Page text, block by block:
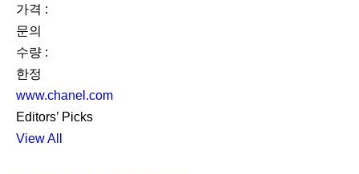
가격 :
문의
수량 :
한정
www.chanel.com
Editors’ Picks
View All